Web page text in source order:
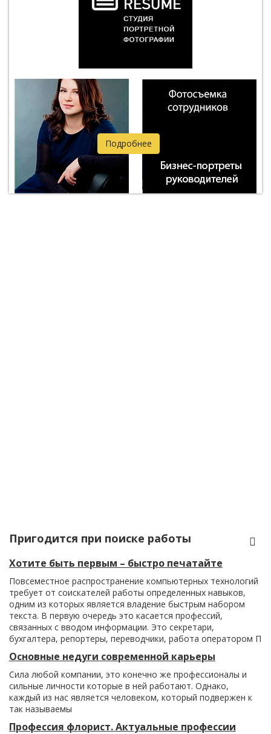
Подробнее
Пригодится при поиске работы
Хотите быть первым – быстро печатайте
Повсеместное распространение компьютерных технологий
требует от соискателей работы определенных навыков,
одним из которых является владение быстрым набором
текста. В первую очередь это касается профессий,
связанных с вводом информации. Это секретари,
бухгалтера, репортеры, переводчики, работа оператором П
Основные недуги современной карьеры
Сила любой компании, это конечно же профессионалы и
сильные личности которые в ней работают. Однако,
каждый из нас является человеком, который подвержен к
так называемы
Профессия флорист. Актуальные профессии